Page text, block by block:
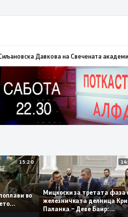
од 2001 година08:25
15:20
поплави во
Мицкоски за третата
железничката делница
Паланка – Деве Баир: